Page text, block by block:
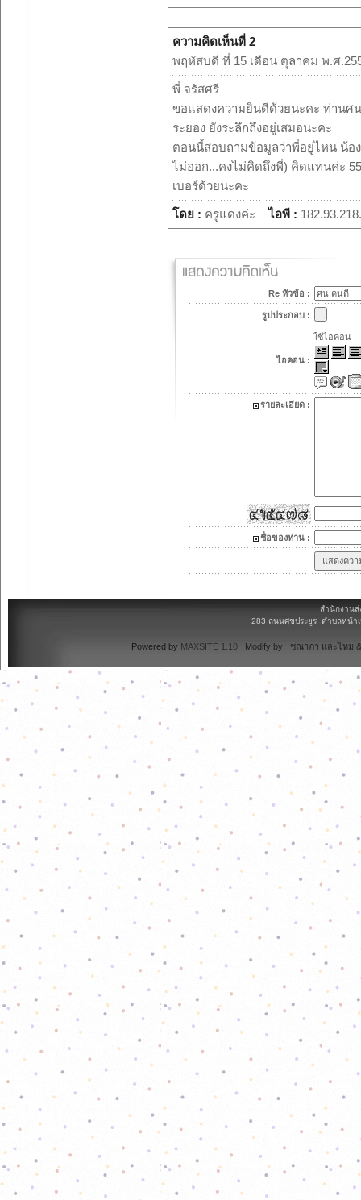
ความคิดเห็นที่ 2
พฤหัสบดี ที่ 15 เดือน ตุลาคม พ.ศ
พี่ จรัสศรี
ขอแสดงความยินดีด้วยนะคะ ท่านศ
ระยอง ยังระลึกถึงอยู่เสมอนะคะ
ตอนนี้สอบถามข้อมูลว่าพี่อยู่ไหน น้อง
ไม่ออก...คงไม่คิดถึงพี่) คิดแทนค่ะ
เบอร์ด้วยนะคะ
โดย : ครูแดงค่ะไอพี :
Re หัวข้อ :
รูปประกอบ :
ไอคอน :
ใช้ไอคอน
รายละเอียด :
ชื่อของท่าน :
สำนักงานส่
283 ถนนศุขประยูร ตำบลหน้า
Powered by MAXSITE 1.10 Modify by ชณาภา และไหม